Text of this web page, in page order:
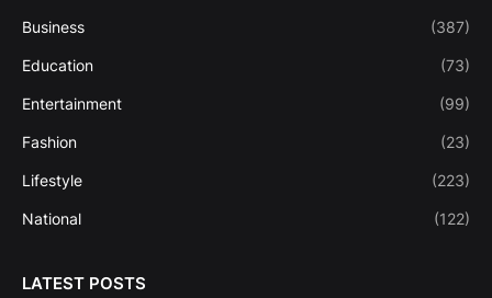
Business (387)
Education (73)
Entertainment (99)
Fashion (23)
Lifestyle (223)
National (122)
LATEST POSTS